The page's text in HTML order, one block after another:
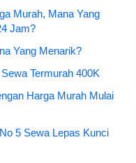
Murah, Mana Yang
Jam?
Yang Menarik?
Termurah 400K
Harga Murah Mulai
5 Sewa Lepas Kunci